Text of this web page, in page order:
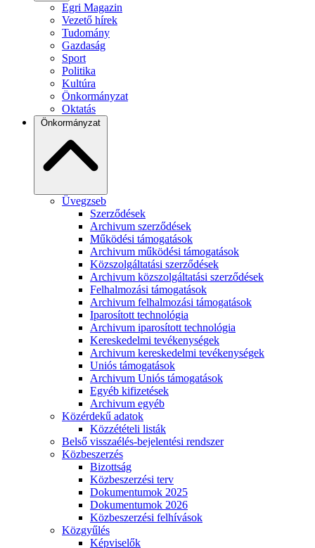
Egri Magazin
Vezető hírek
Tudomány
Gazdaság
Sport
Politika
Kultúra
Önkormányzat
Oktatás
Önkormányzat
Üvegzseb
Szerződések
Archivum szerződések
Működési támogatások
Archivum működési támogatások
Közszolgáltatási szerződések
Archivum közszolgáltatási szerződések
Felhalmozási támogatások
Archivum felhalmozási támogatások
Iparosított technológia
Archivum iparosított technológia
Kereskedelmi tevékenységek
Archivum kereskedelmi tevékenységek
Uniós támogatások
Archivum Uniós támogatások
Egyéb kifizetések
Archivum egyéb
Közérdekű adatok
Közzétételi listák
Belső visszaélés-bejelentési rendszer
Közbeszerzés
Bizottság
Közbeszerzési terv
Dokumentumok 2025
Dokumentumok 2026
Közbeszerzési felhívások
Közgyűlés
Képviselők